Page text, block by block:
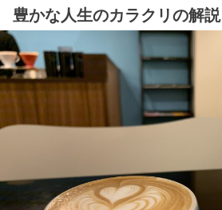
豊かな人生のカラクリの解説